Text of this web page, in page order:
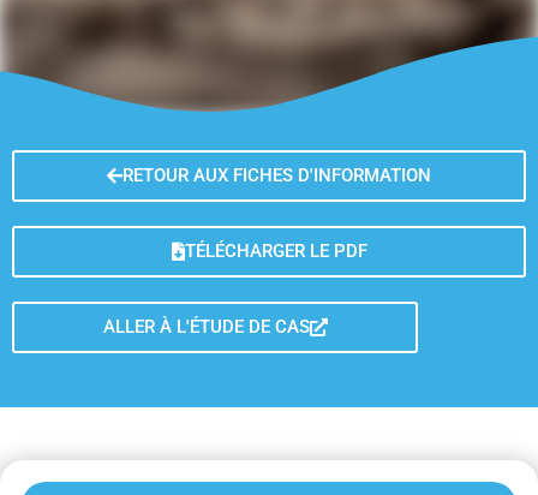
RETOUR AUX FICHES D'INFORMATION
TÉLÉCHARGER LE PDF
ALLER À L'ÉTUDE DE CAS